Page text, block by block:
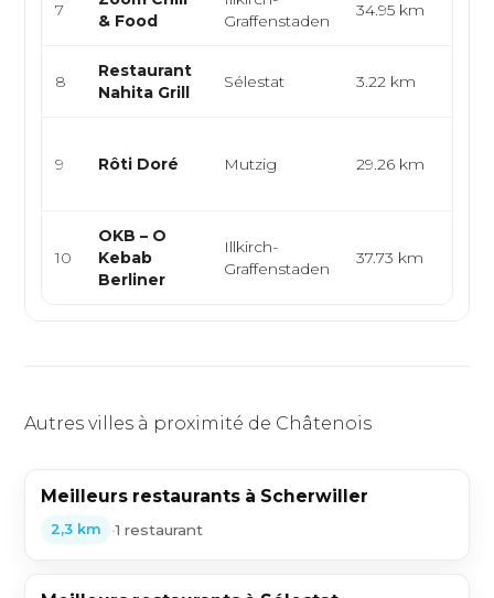
7
& Food
Graffenstaden
34.95 km
8
Restaurant
Nahita Grill
Sélestat 3.22 km
9 Rôti Doré Mutzig 29.26 km
10
OKB – O
Kebab
Berliner
Illkirch-
Graffenstaden
37.73 km
Autres villes à proximité de Châtenois
Meilleurs restaurants à Scherwiller
2,3 km •1 restaurant